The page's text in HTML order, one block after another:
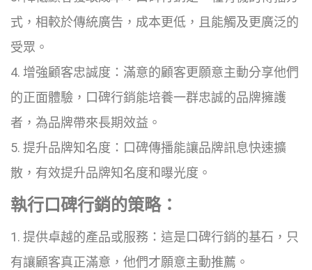
式，相較於傳統廣告，成本更低，且能觸及更廣泛的
受眾。
4. 增強顧客忠誠度：滿意的顧客更願意主動分享他們
的正面體驗，口碑行銷能培養一群忠誠的品牌擁護
者，為品牌帶來長期效益。
5. 提升品牌知名度：口碑傳播能讓品牌訊息快速擴
散，有效提升品牌知名度和曝光度。
執行口碑行銷的策略：
1. 提供卓越的產品或服務：這是口碑行銷的基石，只
有讓顧客真正滿意，他們才願意主動推薦。